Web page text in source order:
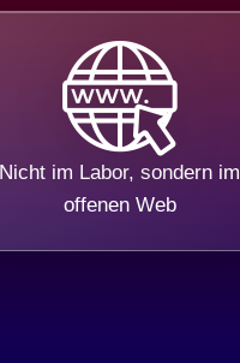
Nicht im Labor, sondern im
offenen Web